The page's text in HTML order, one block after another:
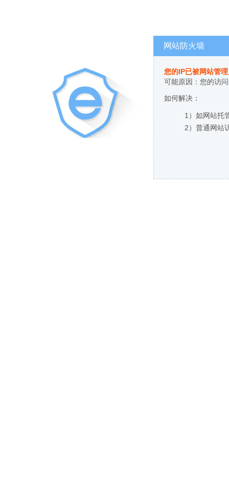
网站防火墙
您的IP已被网站管
可能原因：您的访
如何解决：
1）如网站托
2）普通网站